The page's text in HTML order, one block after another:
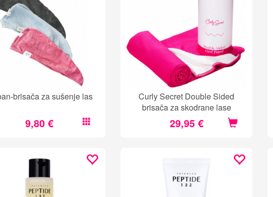
brisača za sušenje las
9,80 €
Curly Secret Double Sided
brisača za skodrane lase
29,95 €